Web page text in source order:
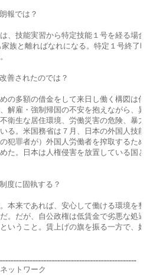
報では？
、技能実習から特定技能１号を経る場合
族と離ればなれになる。特定１号終了時
善されたのでは？
の多額の借金をして来日し働く構図は何
解雇・強制帰国の不安を抱えながら、異
衛生な居住環境、労働災害の危険、暴力
る。米国務省は７月、日本の外国人技能
犯罪者が）外国人労働者を搾取するため
た。日本は人権侵害を放置している国と
度に固執する？
本来であれば、安心して働ける環境を整
。だが、自公政権は低賃金で劣悪な処遇
いうこと。賃上げの旗を振る一方で、奴
ネットワーク